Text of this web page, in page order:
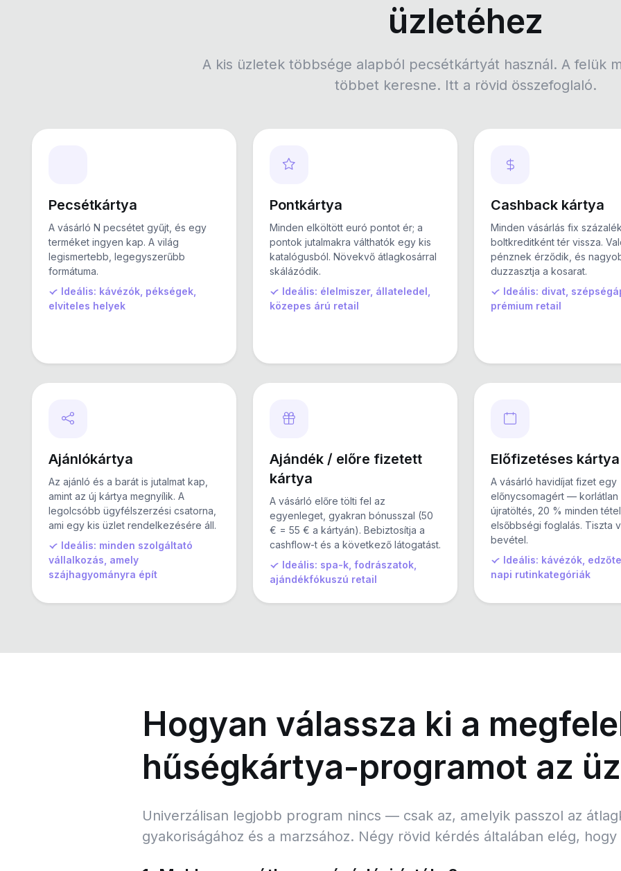
üzletéhez
A kis üzletek többsége alapból pecsétkártyát használ. A felük
többet keresne. Itt a rövid összefoglaló.
Pecsétkártya
A vásárló N pecsétet gyűjt, és egy
terméket ingyen kap. A világ
legismertebb, legegyszerűbb
formátuma.
Ideális: kávézók, pékségek,
elviteles helyek
Pontkártya
Minden elköltött euró pontot ér; a
pontok jutalmakra válthatók egy kis
katalógusból. Növekvő átlagkosárral
skálázódik.
Ideális: élelmiszer, állateledel,
közepes árú retail
Cashback kártya
Minden vásárlás fix
boltkreditként tér vissza.
pénznek érződik, és
duzzasztja a kosarat.
Ideális: divat,
prémium retail
Ajánlókártya
Az ajánló és a barát is jutalmat kap,
amint az új kártya megnyílik. A
legolcsóbb ügyfélszerzési csatorna,
ami egy kis üzlet rendelkezésére áll.
Ideális: minden szolgáltató
vállalkozás, amely
szájhagyományra épít
Ajándék / előre fizetett
kártya
A vásárló előre tölti fel az
egyenleget, gyakran bónusszal (50
€ = 55 € a kártyán). Bebiztosítja a
cashflow-t és a következő látogatást.
Ideális: spa-k, fodrászatok,
ajándékfókuszú retail
Előfizetéses kártya
A vásárló havidíjat fizet egy
előnycsomagért — korlátlan
újratöltés, 20 % minden
elsőbbségi foglalás. Tiszta
bevétel.
Ideális: kávézók,
napi rutinkategóriák
Hogyan válassza ki a
hűségkártya-programot az
Univerzálisan legjobb program nincs — csak az, amelyik passzol az
gyakoriságához és a marzsához. Négy rövid kérdés általában elég,